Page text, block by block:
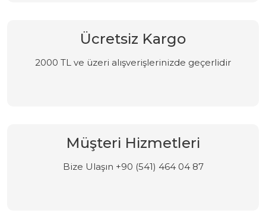
Ücretsiz Kargo
2000 TL ve üzeri alışverişlerinizde geçerlidir
Müşteri Hizmetleri
Bize Ulaşın +90 (541) 464 04 87